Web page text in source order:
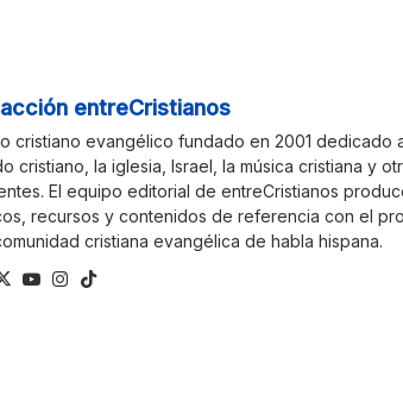
entreCristianos
cristiano evangélico fundado en 2001 dedicado
cristiano, la iglesia, Israel, la música cristiana y
El equipo editorial de entreCristianos
recursos y contenidos de referencia con el
cristiana evangélica de habla hispana.
X
Yo Ins